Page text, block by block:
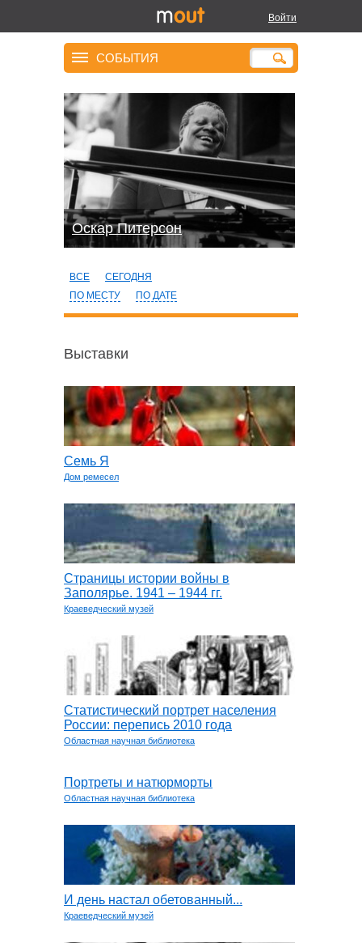
Войти
СОБЫТИЯ
Оскар Питерсон
ВСЕ
СЕГОДНЯ
ПО МЕСТУ
ПО ДАТЕ
Выставки
Семь Я
Дом ремесел
Страницы истории войны в
Заполярье. 1941 – 1944 гг.
Краеведческий музей
Статистический портрет населения
России: перепись 2010 года
Областная научная библиотека
Портреты и натюрморты
Областная научная библиотека
И день настал обетованный...
Краеведческий музей